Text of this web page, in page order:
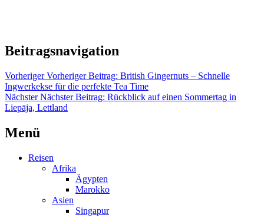
Beitragsnavigation
Vorheriger Vorheriger Beitrag: British Gingernuts – Schnelle
Ingwerkekse für die perfekte Tea Time
Nächster Nächster Beitrag: Rückblick auf einen Sommertag in
Liepāja, Lettland
Menü
Reisen
Afrika
Ägypten
Marokko
Asien
Singapur